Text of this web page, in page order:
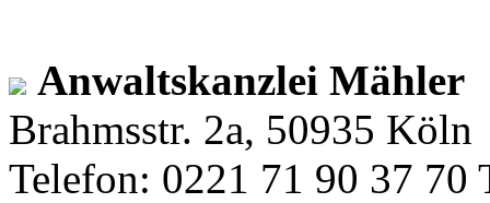
Anwaltskanzlei Mähler
Brahmsstr. 2a, 50935 Köln
Telefon: 0221 71 90 37 70